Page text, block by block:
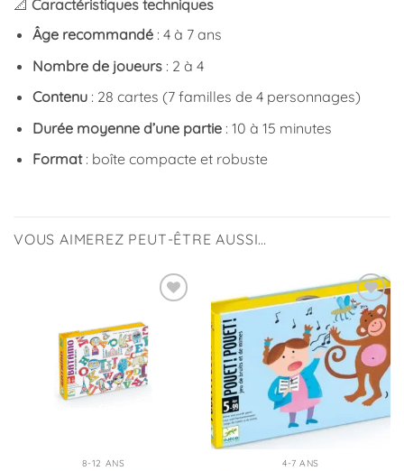
📐 Caractéristiques techniques
Âge recommandé: 4 à 7 ans
Nombre de joueurs: 2 à 4
Contenu: 28 cartes (7 familles de 4 personnages)
Durée moyenne d’une partie: 10 à 15 minutes
Format: boîte compacte et robuste
VOUS AIMEREZ PEUT-ÊTRE AUSSI…
d’envies
8-12 ANS
Ajouter
à la
liste
d’envies
4-7 ANS